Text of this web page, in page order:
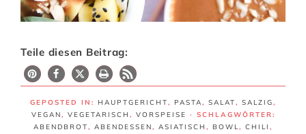
Teile diesen Beitrag:
55
GEPOSTED IN: HAUPTGERICHT, PASTA, SALAT, SALZIG,
VEGAN, VEGETARISCH , VORSPEISE · SCHLAGWÖRTER:
ABENDBROT, ABENDESSEN, ASIATISCH , BOWL, CHILI ,